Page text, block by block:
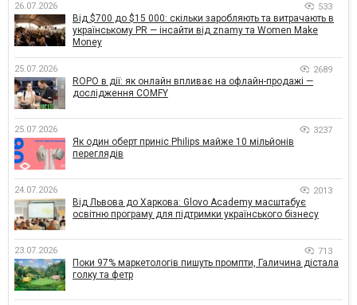
26.07.2026 533
Від $700 до $15 000: скільки заробляють та витрачають в
українському PR — інсайти від znamy та Women Make
Money
25.07.2026 2689
ROPO в дії: як онлайн впливає на офлайн-продажі —
дослідження COMFY
25.07.2026 3237
Як один оберт приніс Philips майже 10 мільйонів
переглядів
24.07.2026 2013
Від Львова до Харкова: Glovo Academy масштабує
освітню програму для підтримки українського бізнесу
23.07.2026 713
Поки 97% маркетологів пишуть промпти, Галичина дістала
голку та фетр